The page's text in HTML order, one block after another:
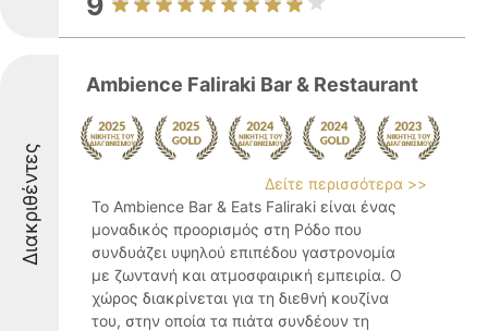
Διακριθέντες
Ambience Faliraki Bar & Restaurant
Δείτε περισσότερα >>
Το Ambience Bar & Eats Faliraki είναι ένας
μοναδικός προορισμός στη Ρόδο που
συνδυάζει υψηλού επιπέδου γαστρονομία
με ζωντανή και ατμοσφαιρική εμπειρία. Ο
χώρος διακρίνεται για τη διεθνή κουζίνα
του, στην οποία τα πιάτα συνδέουν τη